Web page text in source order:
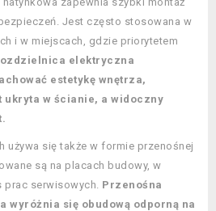
Jest często stosowana w
i w miejscach, gdzie priorytetem
elektryczna
estetykę wnętrza,
ukryta w ścianie, a widoczny
używa się także w formie przenośnej
są na placach budowy, w
serwisowych. Przenośna
się obudową odporną na